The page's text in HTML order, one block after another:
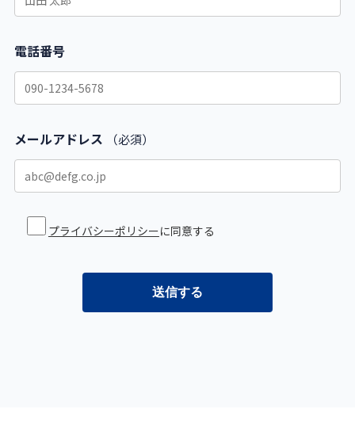
電話番号
メールアドレス （必須）
プライバシーポリシーに同意する